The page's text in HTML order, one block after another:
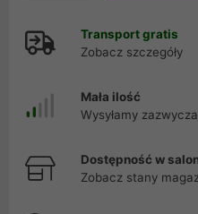
Transport gratis
Zobacz szczegóły
Mała ilość
Wysyłamy
Dostępność w
Zobacz stany